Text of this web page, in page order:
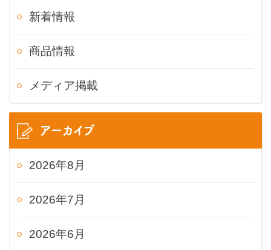
新着情報
商品情報
メディア掲載
アーカイブ
2026年8月
2026年7月
2026年6月